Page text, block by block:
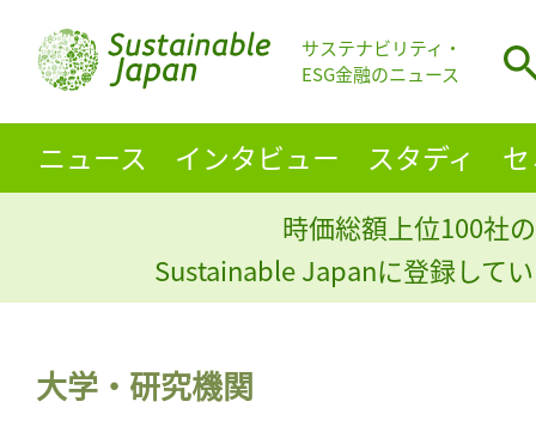
サステナビリティ・
ESG金融のニュース
ニュース インタビュー スタディ
時価総額上位100社
Sustainable Japanに登録して
大学・研究機関